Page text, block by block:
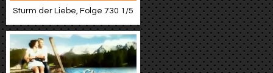
Sturm der Liebe, Folge 730 1/5